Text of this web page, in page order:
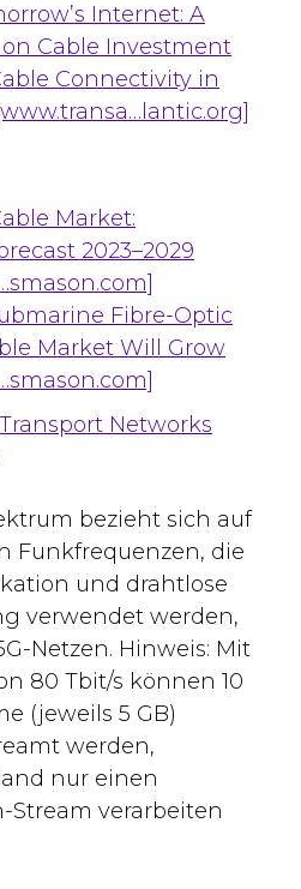
Internet: A
Cable Investment
Connectivity in
Market:
2023–2029
Fibre-Optic
Market Will Grow
Transport Networks
bezieht sich auf
Funkfrequenzen, die
und drahtlose
verwendet werden,
Netzen. Hinweis: Mit
80 Tbit/s können 10
(jeweils 5 GB)
werden,
nur einen
Stream verarbeiten